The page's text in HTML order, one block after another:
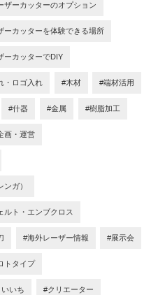
ザーカッターのオプション
ーカッターを体験できる場所
ーカッターでDIY
・ロゴ入れ #木材 #端材活用
#什器 #金属 #樹脂加工
画・運営
ガ）
ルト・エンブクロス
#海外レーザー情報 #展示会
トタイプ
いち #クリエーター